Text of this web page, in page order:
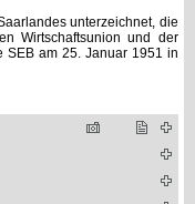
unterzeichnet, die
Wirtschaftsunion und der
SEB am 25. Januar 1951 in